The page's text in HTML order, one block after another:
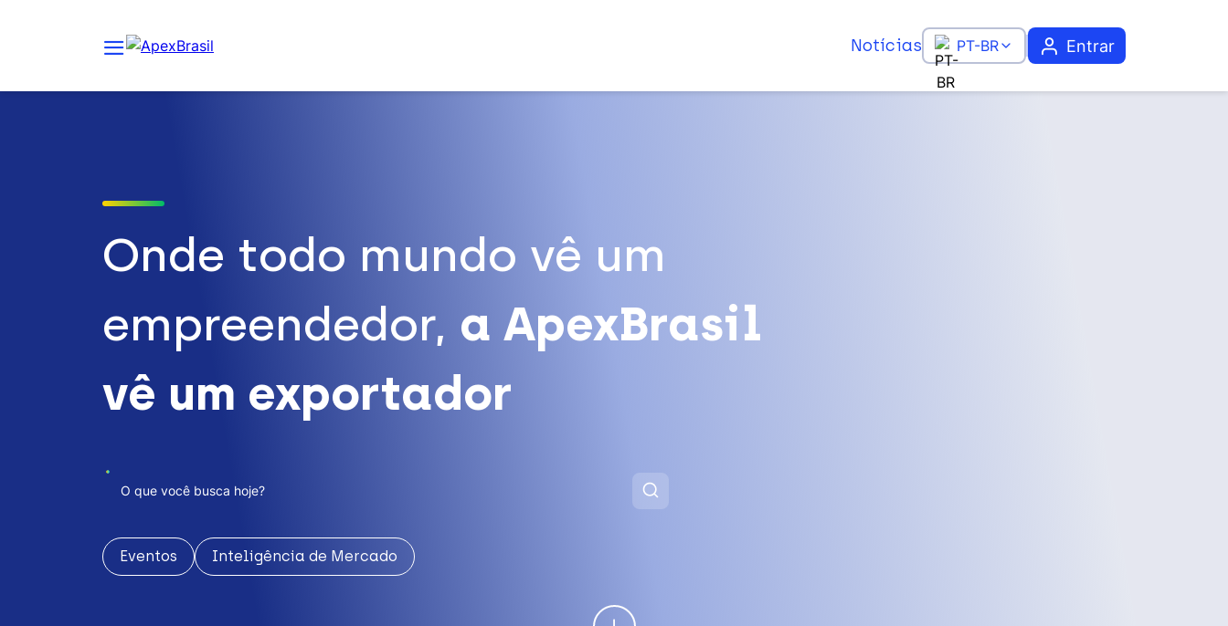
Notícias PT-BR Entrar
Onde todo mundo vê um
empreendedor, a ApexBrasil
vê um exportador
Eventos Inteligência de Mercado